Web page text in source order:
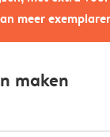
meer
maken